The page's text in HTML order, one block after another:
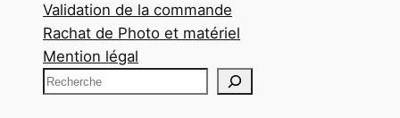
Validation de la commande
Rachat de Photo et matériel
Mention légal
R